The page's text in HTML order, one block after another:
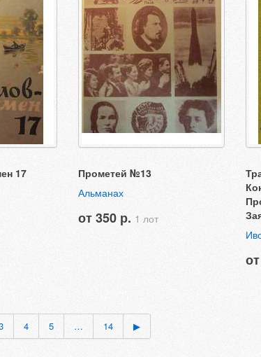
17
Прометей №13
Альманах
от 350 р. 1 лот
4 5 … 14 ▶